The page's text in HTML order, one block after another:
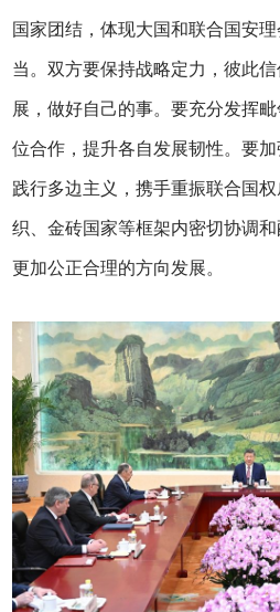
国家团结，体现大国和联合国安
当。双方要保持战略定力，彼此
展，做好自己的事。要充分发挥
位合作，提升各自发展韧性。要
践行多边主义，携手重振联合国
织、金砖国家等框架内密切协调
更加公正合理的方向发展。